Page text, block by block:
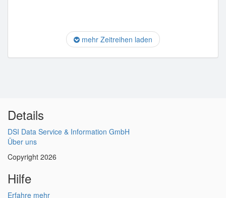
mehr Zeitreihen laden
Details
DSI Data Service & Information GmbH
Über uns
Copyright 2026
Hilfe
Erfahre mehr